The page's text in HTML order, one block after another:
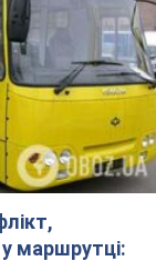
маршрутці: